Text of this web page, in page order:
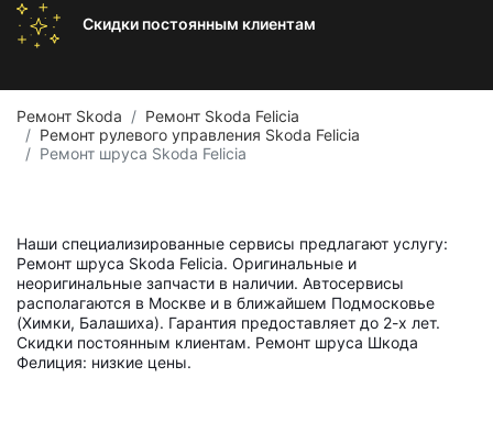
Скидки постоянным клиентам
Ремонт Skoda
Ремонт Skoda Felicia
Ремонт рулевого управления Skoda Felicia
Ремонт шруса Skoda Felicia
Наши специализированные сервисы предлагают услугу:
Ремонт шруса Skoda Felicia. Оригинальные и
неоригинальные запчасти в наличии. Автосервисы
располагаются в Москве и в ближайшем Подмосковье
(Химки, Балашиха). Гарантия предоставляет до 2-х лет.
Скидки постоянным клиентам. Ремонт шруса Шкода
Фелиция: низкие цены.